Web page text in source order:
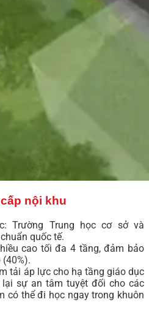
nội khu
Trường Trung học cơ sở và
quốc tế.
cao tối đa 4 tầng, đảm bảo
tải áp lực cho hạ tầng giáo dục
sự an tâm tuyệt đối cho các
có thể đi học ngay trong khuôn